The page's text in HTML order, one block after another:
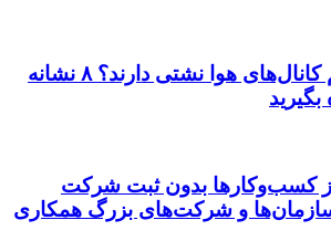
از کجا بفهمیم کانال‌های هوا نشتی دارند؟ ۸ نشانه
بگیرید
کسب‌وکارها بدون ثبت شرکت
سازمان‌ها و شرکت‌های بزرگ همکاری